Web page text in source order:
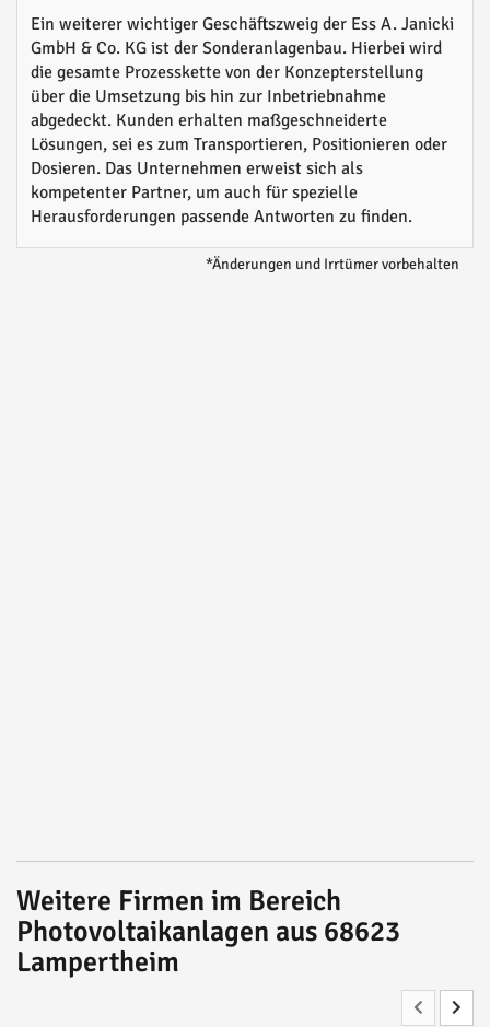
Ein weiterer wichtiger Geschäftszweig der Ess A. Janicki
GmbH & Co. KG ist der Sonderanlagenbau. Hierbei wird
die gesamte Prozesskette von der Konzepterstellung
über die Umsetzung bis hin zur Inbetriebnahme
abgedeckt. Kunden erhalten maßgeschneiderte
Lösungen, sei es zum Transportieren, Positionieren oder
Dosieren. Das Unternehmen erweist sich als
kompetenter Partner, um auch für spezielle
Herausforderungen passende Antworten zu finden.
*Änderungen und Irrtümer vorbehalten
Weitere Firmen im Bereich
Photovoltaikanlagen aus 68623
Lampertheim